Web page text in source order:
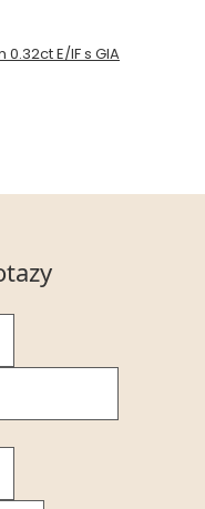
E/IF s GIA